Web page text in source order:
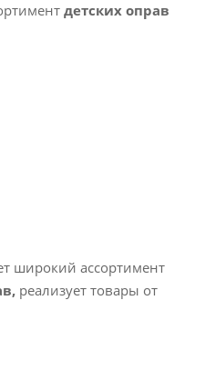
детских оправ
широкий ассортимент
реализует товары от